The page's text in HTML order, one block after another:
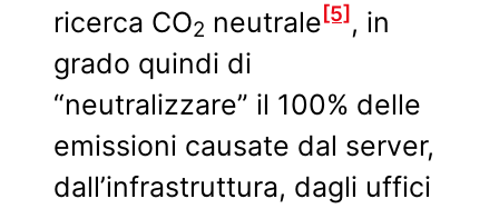
ricerca CO2 neutrale [5] , in
grado quindi di
“neutralizzare” il 100% delle
emissioni causate dal server,
dall’infrastruttura, dagli uffici